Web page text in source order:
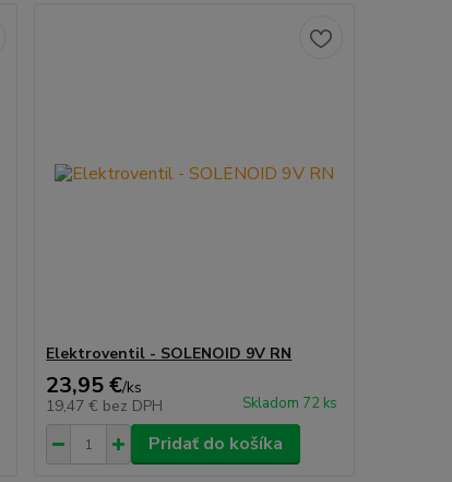
Elektroventil - SOLENOID 9V RN
23,95 €/ks
19,47 € bez DPH Skladom 72 ks
Pridať do košíka